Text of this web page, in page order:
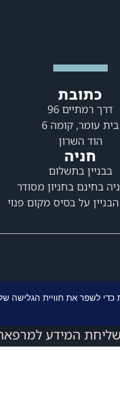
כתובת
דרך רמתיים 96
בית עומר, קומה 6
הוד השרון
חניה
בבניין בתשלום
בחינם בחניון מסודר
על בסיס מקום פנוי
המידע למרפאת
כדי לשפר את חוויית